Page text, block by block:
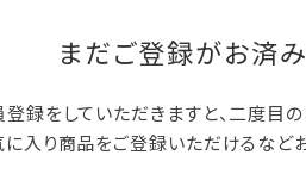
まだご登録がお済
録をしていただきますと、二度目
入り商品をご登録いただけるなど